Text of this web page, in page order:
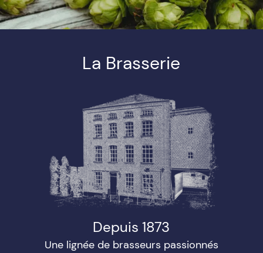
La Brasserie
Depuis 1873
Une lignée de brasseurs passionnés